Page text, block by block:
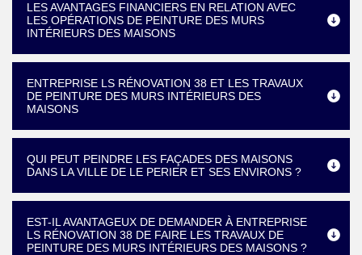
LES AVANTAGES FINANCIERS EN RELATION AVEC
LES OPÉRATIONS DE PEINTURE DES MURS
INTÉRIEURS DES MAISONS
ENTREPRISE LS RÉNOVATION 38 ET LES TRAVAUX
DE PEINTURE DES MURS INTÉRIEURS DES
MAISONS
QUI PEUT PEINDRE LES FAÇADES DES MAISONS
DANS LA VILLE DE LE PERIER ET SES ENVIRONS ?
EST-IL AVANTAGEUX DE DEMANDER À ENTREPRISE
LS RÉNOVATION 38 DE FAIRE LES TRAVAUX DE
PEINTURE DES MURS INTÉRIEURS DES MAISONS ?